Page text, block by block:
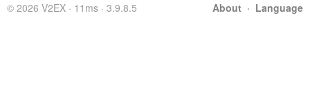
About · Language
© 2026 V2EX · 11ms · 3.9.8.5